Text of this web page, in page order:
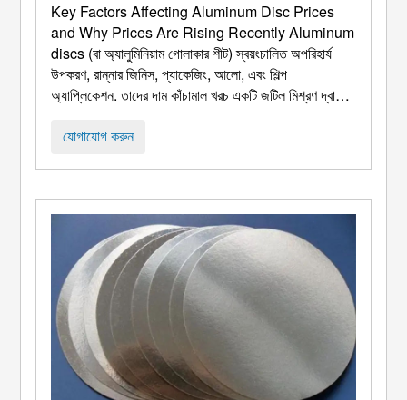
Key Factors Affecting Aluminum Disc Prices
and Why Prices Are Rising Recently Aluminum
discs (বা অ্যালুমিনিয়াম গোলাকার শীট) স্বয়ংচালিত অপরিহার্য
উপকরণ, রান্নার জিনিস, প্যাকেজিং, আলো, এবং শিল্প
অ্যাপ্লিকেশন. তাদের দাম কাঁচামাল খরচ একটি জটিল মিশ্রণ দ্বারা
প্রত্যাশা. অ্যালুমিনিয়াম ডিস্কের মূল্যের কারণগুলি বোঝা মানুষের
যোগাযোগ করুন